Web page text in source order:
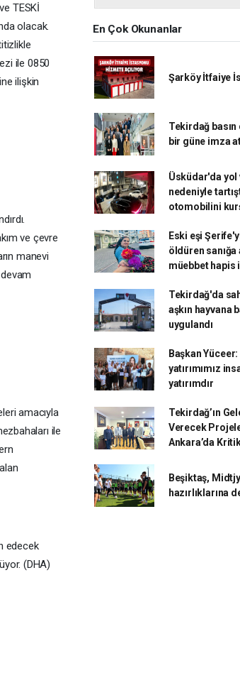
TESKİ
olacak.
ile 0850
ilişkin
ve çevre
manevi
amacıyla
ile
edecek
(DHA)
En Çok Okunanlar
Şarköy İtfaiye
Tekirdağ
bir güne imza
Üsküdar'da yol
nedeniyle
otomobilini
Eski eşi
öldüren sanığa
müebbet hapis
Tekirdağ'da
aşkın hayvana
uygulandı
Başkan
yatırımımız
yatırımdır
Tekirdağ’ın
Verecek
Ankara’da
Beşiktaş,
hazırlıklarına